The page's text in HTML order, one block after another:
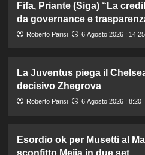
Fifa, Priante (Siga) “La
da governance e
Roberto Parisi 6 Agosto 2026 : 14:25
La Juventus piega il
decisivo Zhegrova
Roberto Parisi 6 Agosto 2026 : 8:20
Esordio ok per Musetti al